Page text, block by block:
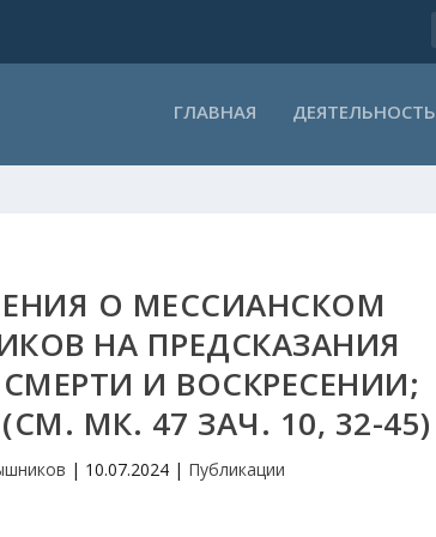
ГЛАВНАЯ ДЕЯТЕЛЬНОСТЬ
О МЕССИАНСКОМ
НА ПРЕДСКАЗАНИЯ
И ВОСКРЕСЕНИИ;
МК. 47 ЗАЧ. 10, 32-45)
| 10.07.2024| Публикации